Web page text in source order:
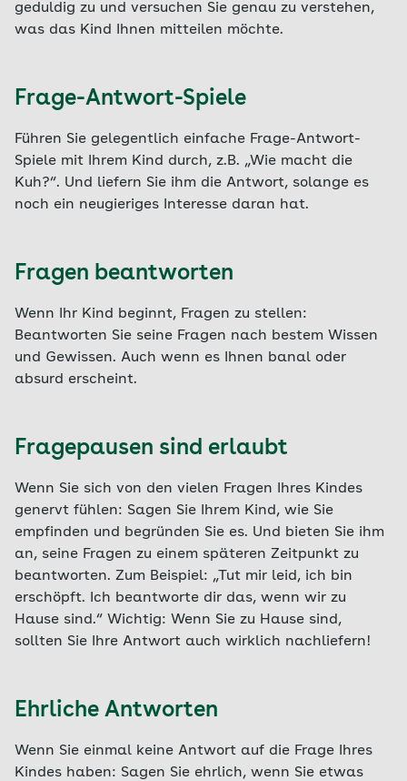
geduldig zu und versuchen Sie genau zu verstehen,
was das Kind Ihnen mitteilen möchte.
Frage-Antwort-Spiele
Führen Sie gelegentlich einfache Frage-Antwort-
Spiele mit Ihrem Kind durch, z.B. „Wie macht die
Kuh?“. Und liefern Sie ihm die Antwort, solange es
noch ein neugieriges Interesse daran hat.
Fragen beantworten
Wenn Ihr Kind beginnt, Fragen zu stellen:
Beantworten Sie seine Fragen nach bestem Wissen
und Gewissen. Auch wenn es Ihnen banal oder
absurd erscheint.
Fragepausen sind erlaubt
Wenn Sie sich von den vielen Fragen Ihres Kindes
genervt fühlen: Sagen Sie Ihrem Kind, wie Sie
empfinden und begründen Sie es. Und bieten Sie ihm
an, seine Fragen zu einem späteren Zeitpunkt zu
beantworten. Zum Beispiel: „Tut mir leid, ich bin
erschöpft. Ich beantworte dir das, wenn wir zu
Hause sind.“ Wichtig: Wenn Sie zu Hause sind,
sollten Sie Ihre Antwort auch wirklich nachliefern!
Ehrliche Antworten
Wenn Sie einmal keine Antwort auf die Frage Ihres
Kindes haben: Sagen Sie ehrlich, wenn Sie etwas